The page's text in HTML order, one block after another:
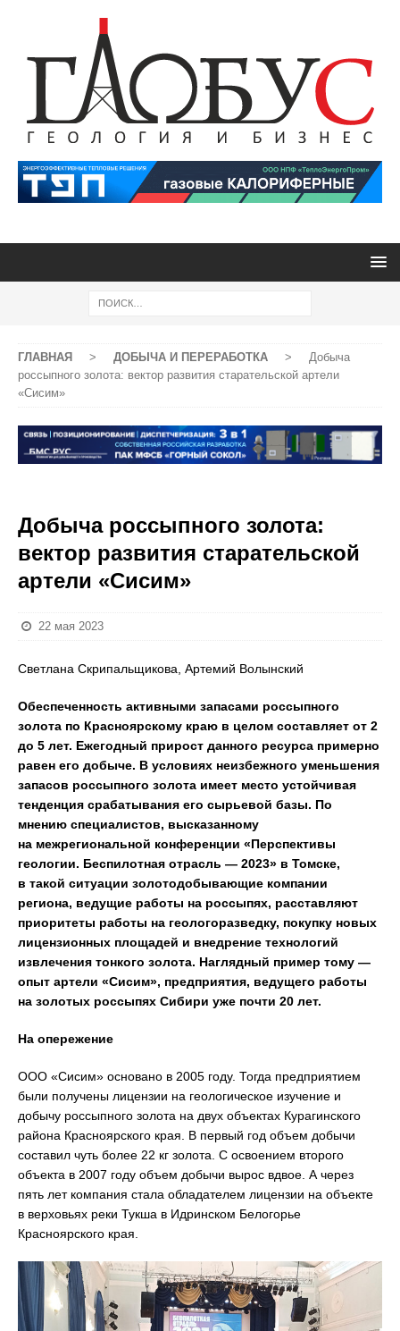
ГЛАВНАЯ > ДОБЫЧА И ПЕРЕРАБОТКА >
Добыча
россыпного золота: вектор развития старательской артели
«Сисим»
Добыча россыпного золота:
вектор развития старательской
артели «Сисим»
22 мая 2023
Светлана Скрипальщикова, Артемий Волынский
Обеспеченность активными запасами россыпного
золота по Красноярскому краю в целом составляет от 2
до 5 лет. Ежегодный прирост данного ресурса примерно
равен его добыче. В условиях неизбежного уменьшения
запасов россыпного золота имеет место устойчивая
тенденция срабатывания его сырьевой базы. По
мнению специалистов, высказанному
на межрегиональной конференции «Перспективы
геологии. Беспилотная отрасль — 2023» в Томске,
в такой ситуации золотодобывающие компании
региона, ведущие работы на россыпях, расставляют
приоритеты работы на геологоразведку, покупку новых
лицензионных площадей и внедрение технологий
извлечения тонкого золота. Наглядный пример тому —
опыт артели «Сисим», предприятия, ведущего работы
на золотых россыпях Сибири уже почти 20 лет.
На опережение
ООО «Сисим» основано в 2005 году. Тогда предприятием
были получены лицензии на геологическое изучение и
добычу россыпного золота на двух объектах Курагинского
района Красноярского края. В первый год объем добычи
составил чуть более 22 кг золота. С освоением второго
объекта в 2007 году объем добычи вырос вдвое. А через
пять лет компания стала обладателем лицензии на объекте
в верховьях реки Тукша в Идринском Белогорье
Красноярского края.